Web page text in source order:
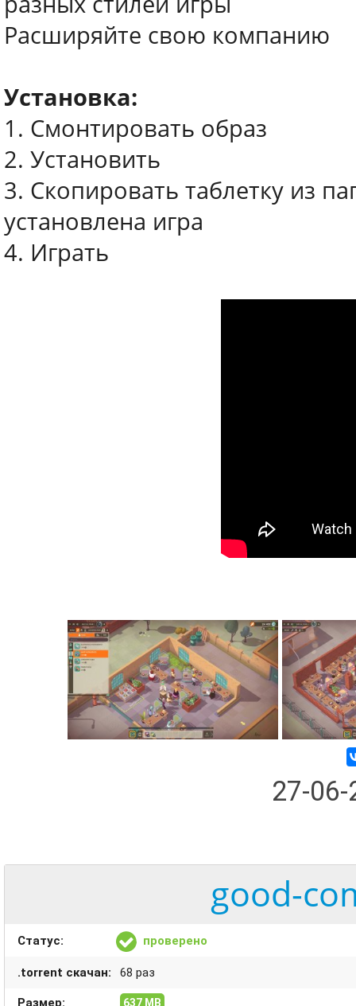
Расширяйте свою компанию
Установка:
1. Смонтировать образ
2. Установить
3. Скопировать таблетку из
установлена игра
4. Играть
27-
good-
Статус: проверено
.torrent скачан: 68 раз
Размер: 637 MB